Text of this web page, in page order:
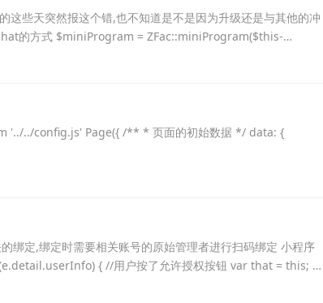
些天突然报这个错,也不知道是不是因为升级还是与其他的冲
的方式 $miniProgram = ZFac::miniProgram($this-
'../../config.js' Page({ /** * 页面的初始数据 */ data: {
绑定,绑定时需要相关账号的原始管理者进行扫码绑定 小程序
{ //用户按了允许授权按钮 var that = this; //